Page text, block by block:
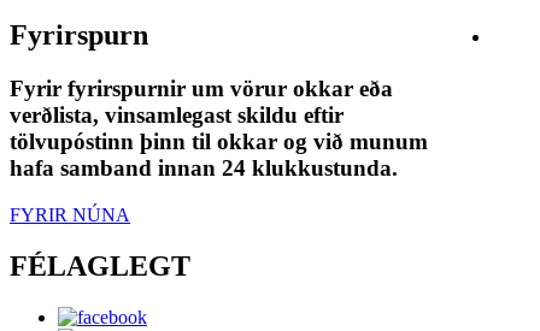
Fyrirspurn
Fyrir fyrirspurnir um vörur okkar eða
verðlista, vinsamlegast skildu eftir
tölvupóstinn þinn til okkar og við munum
hafa samband innan 24 klukkustunda.
FYRIR NÚNA
FÉLAGLEGT